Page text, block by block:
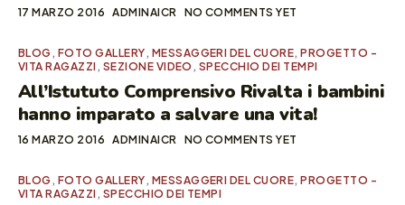
17 MARZO 2016 ADMINAICR NO COMMENTS YET
BLOG , FOTO GALLERY , MESSAGGERI DEL CUORE,PROGETTO -
VITA RAGAZZI , SEZIONE VIDEO , SPECCHIO DEI TEMPI
All’Istututo Comprensivo Rivalta i bambini
hanno imparato a salvare una vita!
16 MARZO 2016 ADMINAICR NO COMMENTS YET
BLOG , FOTO GALLERY , MESSAGGERI DEL CUORE,PROGETTO -
VITA RAGAZZI , SPECCHIO DEI TEMPI